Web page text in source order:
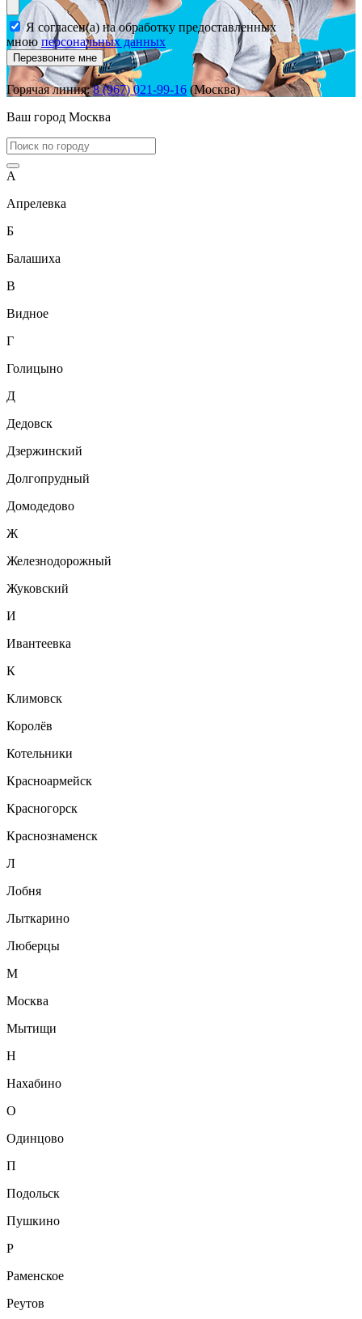
Я согласен(а) на обработку предоставленных
мною персональных данных
Перезвоните мне
Горячая линия:8 (967) 021-99-16 (Москва)
Ваш город Москва
А
Апрелевка
Б
Балашиха
В
Видное
Г
Голицыно
Д
Дедовск
Дзержинский
Долгопрудный
Домодедово
Ж
Железнодорожный
Жуковский
И
Ивантеевка
К
Климовск
Королёв
Котельники
Красноармейск
Красногорск
Краснознаменск
Л
Лобня
Лыткарино
Люберцы
М
Москва
Мытищи
Н
Нахабино
О
Одинцово
П
Подольск
Пушкино
Р
Раменское
Реутов